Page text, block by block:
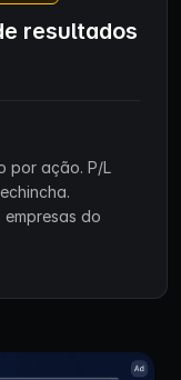
resultados
por ação. P/L
do